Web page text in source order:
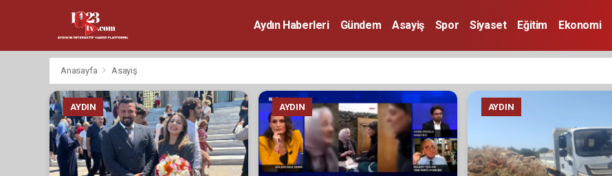
Aydın Haberleri Gündem Asayiş Spor Siyaset Eğitim Ekonomi
Anasayfa Asayiş
AYDIN AYDIN AYDIN